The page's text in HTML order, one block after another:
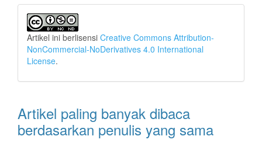
Artikel ini berlisensi Creative Commons Attribution-
NonCommercial-NoDerivatives 4.0 International
License.
Artikel paling banyak dibaca
berdasarkan penulis yang sama